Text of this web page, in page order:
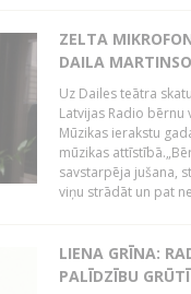
ZELTA
DAILA
Uz Dailes teātra
Latvijas Radio
Mūzikas ierakstu
mūzikas
savstarpēja jušana,
viņu strādāt un pat
LIENA GRĪNA:
PALĪDZĪBU